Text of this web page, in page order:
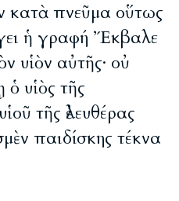
κατὰ πνεῦμα οὕτως
ἡ γραφή Ἔκβαλε
υἱὸν αὐτῆς· οὐ
υἱὸς τῆς
τῆς ἐλευθέρας
παιδίσκης τέκνα